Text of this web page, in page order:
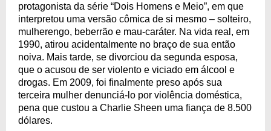
protagonista da série “Dois Homens e Meio”, em que
interpretou uma versão cômica de si mesmo – solteiro,
mulherengo, beberrão e mau-caráter. Na vida real, em
1990, atirou acidentalmente no braço de sua então
noiva. Mais tarde, se divorciou da segunda esposa,
que o acusou de ser violento e viciado em álcool e
drogas. Em 2009, foi finalmente preso após sua
terceira mulher denunciá-lo por violência doméstica,
pena que custou a Charlie Sheen uma fiança de 8.500
dólares.